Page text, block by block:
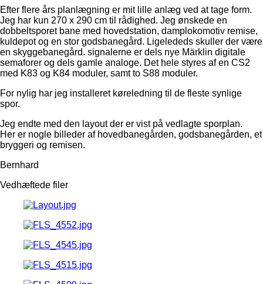
Efter flere års planlægning er mit lille anlæg ved at tage form.
Jeg har kun 270 x 290 cm til rådighed. Jeg ønskede en
dobbeltsporet bane med hovedstation, damplokomotiv remise,
kuldepot og en stor godsbanegård. Ligelededs skuller der være
en skyggebanegård. signalerne er dels nye Märklin digitale
semaforer og dels gamle analoge. Det hele styres af en CS2
med K83 og K84 moduler, samt to S88 moduler.
For nylig har jeg installeret køreledning til de fleste synlige
spor.
Jeg endte med den layout der er vist på vedlagte sporplan.
Her er nogle billeder af hovedbanegården, godsbanegården, et
bryggeri og remisen.
Bernhard
Vedhæftede filer